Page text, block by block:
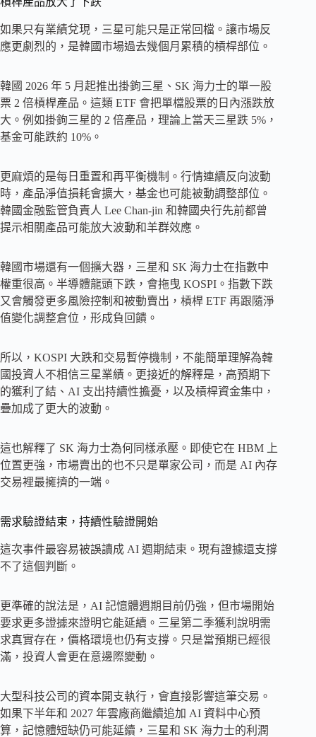
如果只有業績兌現，三星可能只是正常回檔。讓市場反
應更劇烈的，是韓國市場過去幾個月累積的槓桿部位。
韓國 2026 年 5 月起推出掛鉤三星、SK 海力士的單一股
票 2 倍槓桿產品。這類 ETF 會把單檔股票的日內漲跌放
大。例如掛鉤三星的 2 倍產品，理論上當天三星跌 5%，
基金可能跌約 10%。
更麻煩的是每日重置和再平衡機制。行情連續反向波動
時，產品淨值損耗會擴大，基金也可能被動調整部位。
韓國金融監管負責人 Lee Chan-jin 和韓國央行先前都曾
提示相關產品可能放大波動和羊群效應。
韓國市場還有一個擴大器，三星和 SK 海力士在指數中
權重很高。半導體龍頭下跌，會拖曳 KOSPI。指數下跌
又會觸發更多風險控制和被動賣出，槓桿 ETF 再跟隨淨
值變化調整倉位，形成負回饋。
所以，KOSPI 大跌和交易暫停機制，不能簡單理解為韓
國投資人不相信三星業績。更接近的解釋是，高預期下
的獲利了結、AI 支出持續性擔憂，以及槓桿資金集中，
疊加成了更大的波動。
這也解釋了 SK 海力士為何同樣承壓。即使它在 HBM 上
位置更強，市場賣出的也不只是單家公司，而是 AI 內存
交易裡最擁擠的一端。
需求驗證結束，持續性驗證開始
這次事件最容易被誤讀成 AI 週期結束。現有證據還支撐
不了這個判斷。
更準確的說法是，AI 記憶體週期目前仍強，但市場開始
要求更多證據來證明它能延續。三星第二季獲利說明需
求真實存在，價格環境也仍有支撐。只是當預期已經很
滿，投資人會更在意邊際變動。
大型科技公司的資本開支執行，會直接影響這筆交易。
如果下半年和 2027 年雲廠商繼續追加 AI 資料中心預
算，記憶體短缺仍可能延續，三星和 SK 海力士的利潤